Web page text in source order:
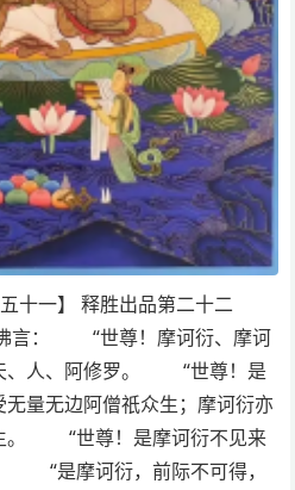
五十一】 释胜出品第二十二
言： “世尊！摩诃衍、摩诃
、人、阿修罗。 “世尊！是
量无边阿僧祇众生；摩诃衍亦
。 “世尊！是摩诃衍不见来
“是摩诃衍，前际不可得，